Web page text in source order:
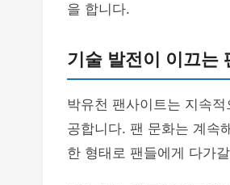
을 합니다.
기술 발전이 이끄는
박유천 팬사이트는 지속
공합니다. 팬 문화는 계속
한 형태로 팬들에게 다가